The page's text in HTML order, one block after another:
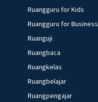
Ruangguru for Kids
Ruangguru for Business
Ruanguji
Ruangbaca
Ruangkelas
Ruangbelajar
Ruangpengajar